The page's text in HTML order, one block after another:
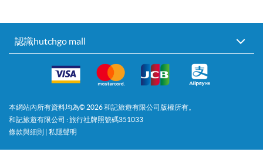
認識hutchgo mall
本網站內所有資料均為© 2026和記旅遊有限公司版權所有。
和記旅遊有限公司 : 旅行社牌照號碼351033
條款與細則 | 私隱聲明